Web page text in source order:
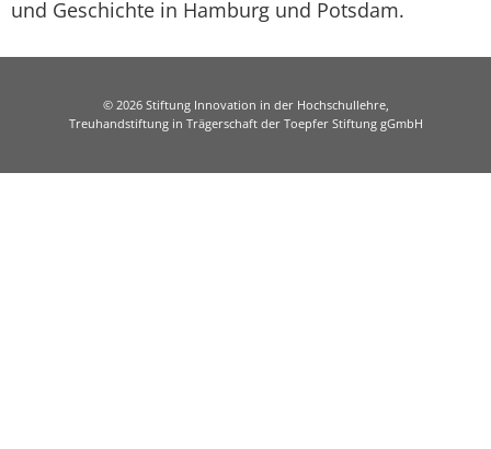
und Geschichte in Hamburg und Potsdam.
© 2026 Stiftung Innovation in der Hochschullehre,
Treuhandstiftung in Trägerschaft der Toepfer Stiftung gGmbH